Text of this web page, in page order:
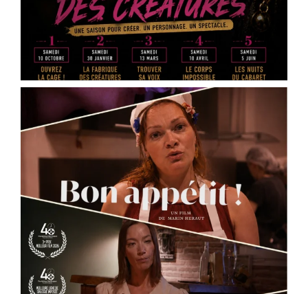
[THEATRE] Cours Ackermann 🎭 Les
inscriptions sont ouvertes !
L'école de théâtre de la Scène Dramatique
Ackermann lance sa saison 2026-2027.
Cours de théâtre, ateliers, stages, masterclass,
technique oratoire : il y en a pour tous les âges
et toutes les envies.
✨ Pour les enfants : cours préparatoire dès le
✨ Pour les ados : cycles théâtre et
accompagnement à la pratique scénique
✨ Pour les
See More
Photo
View on Facebook Share